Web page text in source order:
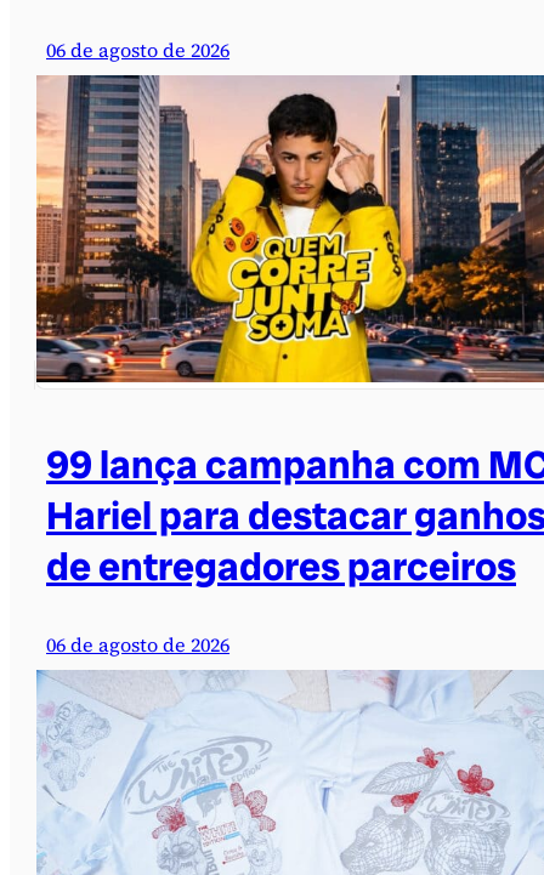
06 de agosto de 2026
99 lança campanha com
Hariel para destacar
de entregadores parceiros
06 de agosto de 2026